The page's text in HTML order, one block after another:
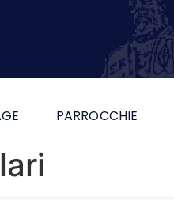
PARROCCHIE